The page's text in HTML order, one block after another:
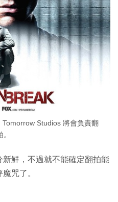
Tomorrow Studios 將會負責翻
。
鮮，不過就不能確定翻拍能
咒了。